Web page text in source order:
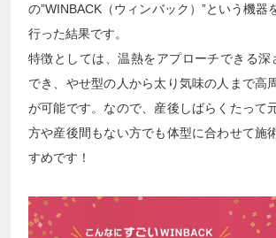
の”WINBACK（ウィンバック）”という機器
行った結果です。
特徴としては、温熱をアプローチできる深
でき、やせ型の人から太り気味の人まで高
が可能です。なので、産後しばらくたって
方や産後間もない方でも体型に合わせて施
すめです！